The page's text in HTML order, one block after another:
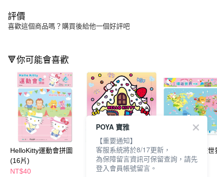
評價
喜歡這個商品嗎？購買後給他一個好評吧
🔻你可能會喜歡
HelloKitty運動會拼圖
(16片)
NT$40
HelloKitty糖果屋(16片
拼圖)
NT$40
Hello Kitty環遊世
圖
POYA 寶雅
【重要通知】
客服系統將於8/17更新，
為保障留言資訊可保留查詢，請先
登入會員帳號留言。